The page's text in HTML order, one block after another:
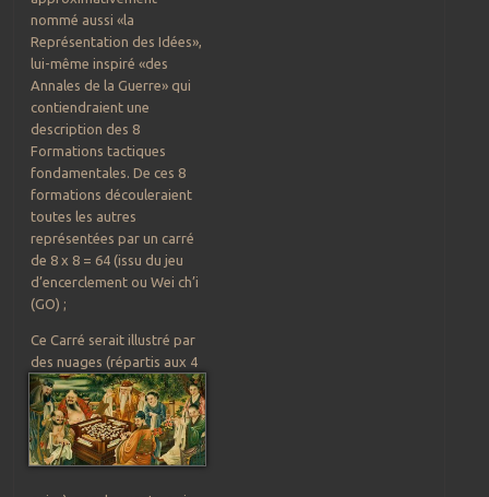
nommé aussi «la
Représentation des Idées»,
lui-même inspiré «des
Annales de la Guerre» qui
contiendraient une
description des 8
Formations tactiques
fondamentales. De ces 8
formations découleraient
toutes les autres
représentées par un carré
de 8 x 8 = 64 (issu du jeu
d’encerclement ou Wei ch’i
(GO) ;
Ce Carré serait illustré par
des nuages (répartis aux 4